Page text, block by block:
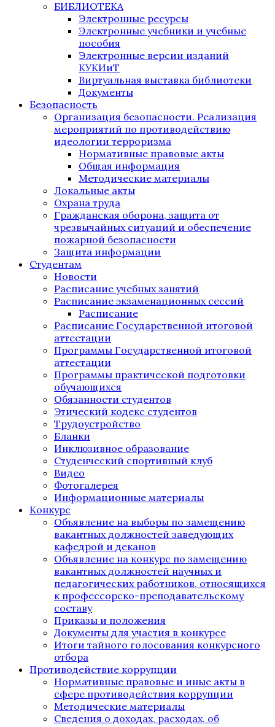
БИБЛИОТЕКА
Электронные ресурсы
Электронные учебники и учебные
пособия
Электронные версии изданий
КУКИиТ
Виртуальная выставка библиотеки
Документы
Безопасность
Организация безопасности. Реализация
мероприятий по противодействию
идеологии терроризма
Нормативные правовые акты
Общая информация
Методические материалы
Локальные акты
Охрана труда
Гражданская оборона, защита от
чрезвычайных ситуаций и обеспечение
пожарной безопасности
Защита информации
Студентам
Новости
Расписание учебных занятий
Расписание экзаменационных сессий
Расписание
Расписание Государственной итоговой
аттестации
Программы Государственной итоговой
аттестации
Программы практической подготовки
обучающихся
Обязанности студентов
Этический кодекс студентов
Трудоустройство
Бланки
Инклюзивное образование
Студенческий спортивный клуб
Видео
Фотогалерея
Информационные материалы
Конкурс
Объявление на выборы по замещению
вакантных должностей заведующих
кафедрой и деканов
Объявление на конкурс по замещению
вакантных должностей научных и
педагогических работников, относящихся
к профессорско-преподавательскому
составу
Приказы и положения
Документы для участия в конкурсе
Итоги тайного голосования конкурсного
отбора
Противодействие коррупции
Нормативные правовые и иные акты в
сфере противодействия коррупции
Методические материалы
Сведения о доходах, расходах, об